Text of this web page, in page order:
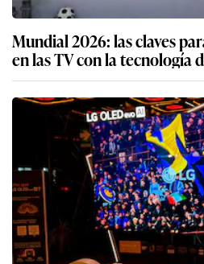
Mundial 2026: las claves
en las TV con la tecnología